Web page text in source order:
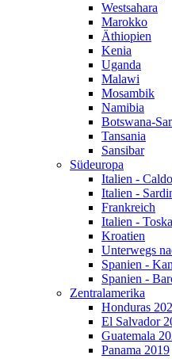
Westsahara
Marokko
Äthiopien
Kenia
Uganda
Malawi
Mosambik
Namibia
Botswana-
Tansania
Sansibar
Südeuropa
Italien -
Italien -
Frankreich
Italien -
Kroatien
Unterwegs
Spanien -
Spanien -
Zentralamerika
Honduras
El Salvador
Guatemala
Panama 2019